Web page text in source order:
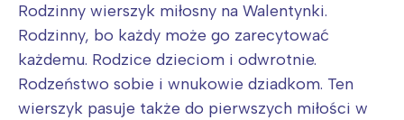
Rodzinny wierszyk miłosny na Walentynki.
Rodzinny, bo każdy może go zarecytować
każdemu. Rodzice dzieciom i odwrotnie.
Rodzeństwo sobie i wnukowie dziadkom. Ten
wierszyk pasuje także do pierwszych miłości w